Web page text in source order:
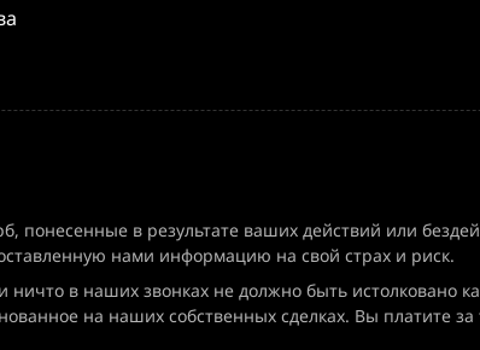
в результате ваших действий или
нами информацию на свой страх и риск.
в наших звонках не должно быть истолковано
на наших собственных сделках. Вы платите